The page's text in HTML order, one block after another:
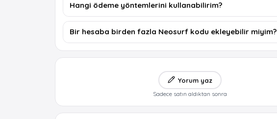
Hangi ödeme yöntemlerini kullanabilirim?
Bir hesaba birden fazla Neosurf kodu ekleyebilir miyim?
Yorum yaz
Sadece satın aldıktan sonra